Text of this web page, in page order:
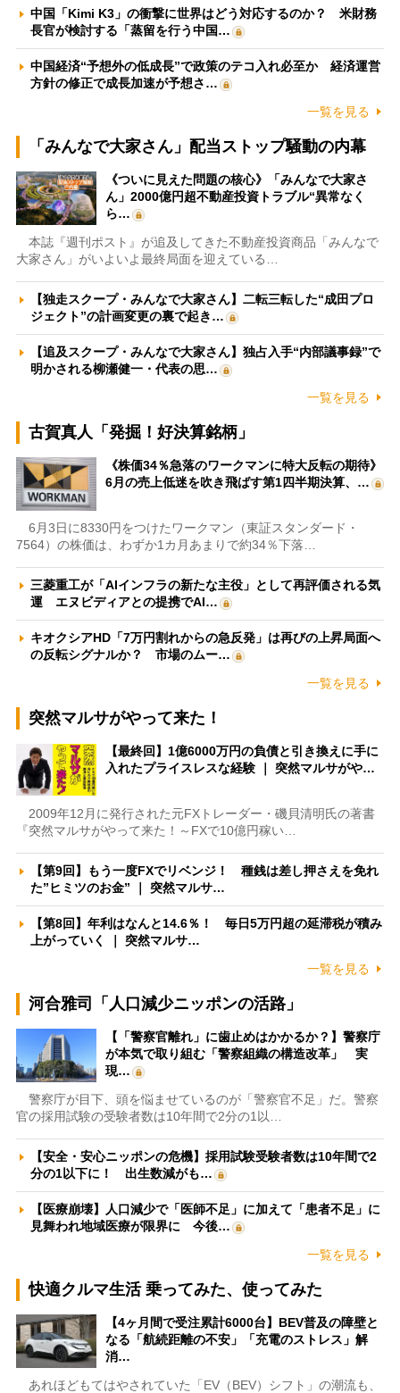
中国「Kimi K3」の衝撃に世界はどう対応するのか？ 米財務
長官が検討する「蒸留を行う中国…
中国経済“予想外の低成長”で政策のテコ入れ必至か 経済運営
方針の修正で成長加速が予想さ…
一覧を見る
「みんなで大家さん」配当ストップ騒動の内幕
《ついに見えた問題の核心》「みんなで大家さ
ん」2000億円超不動産投資トラブル“異常なく
ら…
本誌『週刊ポスト』が追及してきた不動産投資商品「みんなで
大家さん」がいよいよ最終局面を迎えている…
【独走スクープ・みんなで大家さん】二転三転した“成田プロ
ジェクト”の計画変更の裏で起き…
【追及スクープ・みんなで大家さん】独占入手“内部議事録”で
明かされる柳瀬健一・代表の思…
一覧を見る
古賀真人「発掘！好決算銘柄」
《株価34％急落のワークマンに特大反転の期待》
6月の売上低迷を吹き飛ばす第1四半期決算、…
6月3日に8330円をつけたワークマン（東証スタンダード・
7564）の株価は、わずか1カ月あまりで約34％下落…
三菱重工が「AIインフラの新たな主役」として再評価される気
運 エヌビディアとの提携でAI…
キオクシアHD「7万円割れからの急反発」は再びの上昇局面へ
の反転シグナルか？ 市場のムー…
一覧を見る
突然マルサがやって来た！
【最終回】1億6000万円の負債と引き換えに手に
入れたプライスレスな経験 ｜ 突然マルサがや…
2009年12月に発行された元FXトレーダー・磯貝清明氏の著書
『突然マルサがやって来た！～FXで10億円稼い…
【第9回】もう一度FXでリベンジ！ 種銭は差し押さえを免れ
た”ヒミツのお金” ｜ 突然マルサ…
【第8回】年利はなんと14.6％！ 毎日5万円超の延滞税が積み
上がっていく ｜ 突然マルサ…
一覧を見る
河合雅司「人口減少ニッポンの活路」
【「警察官離れ」に歯止めはかかるか？】警察庁
が本気で取り組む「警察組織の構造改革」 実
現…
警察庁が目下、頭を悩ませているのが「警察官不足」だ。警察
官の採用試験の受験者数は10年間で2分の1以…
【安全・安心ニッポンの危機】採用試験受験者数は10年間で2
分の1以下に！ 出生数減がも…
【医療崩壊】人口減少で「医師不足」に加えて「患者不足」に
見舞われ地域医療が限界に 今後…
一覧を見る
快適クルマ生活 乗ってみた、使ってみた
【4ヶ月間で受注累計6000台】BEV普及の障壁と
なる「航続距離の不安」「充電のストレス」解
消…
あれほどもてはやされていた「EV（BEV）シフト」の潮流も、